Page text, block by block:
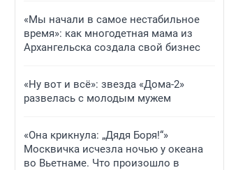
«Мы начали в самое нестабильное
время»: как многодетная мама из
Архангельска создала свой бизнес
«Ну вот и всё»: звезда «Дома-2»
развелась с молодым мужем
«Она крикнула: „Дядя Боря!“»
Москвичка исчезла ночью у океана
во Вьетнаме. Что произошло в